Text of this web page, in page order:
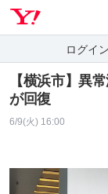
ログイン
【横浜市】異
が回復
6/9(火) 16:00